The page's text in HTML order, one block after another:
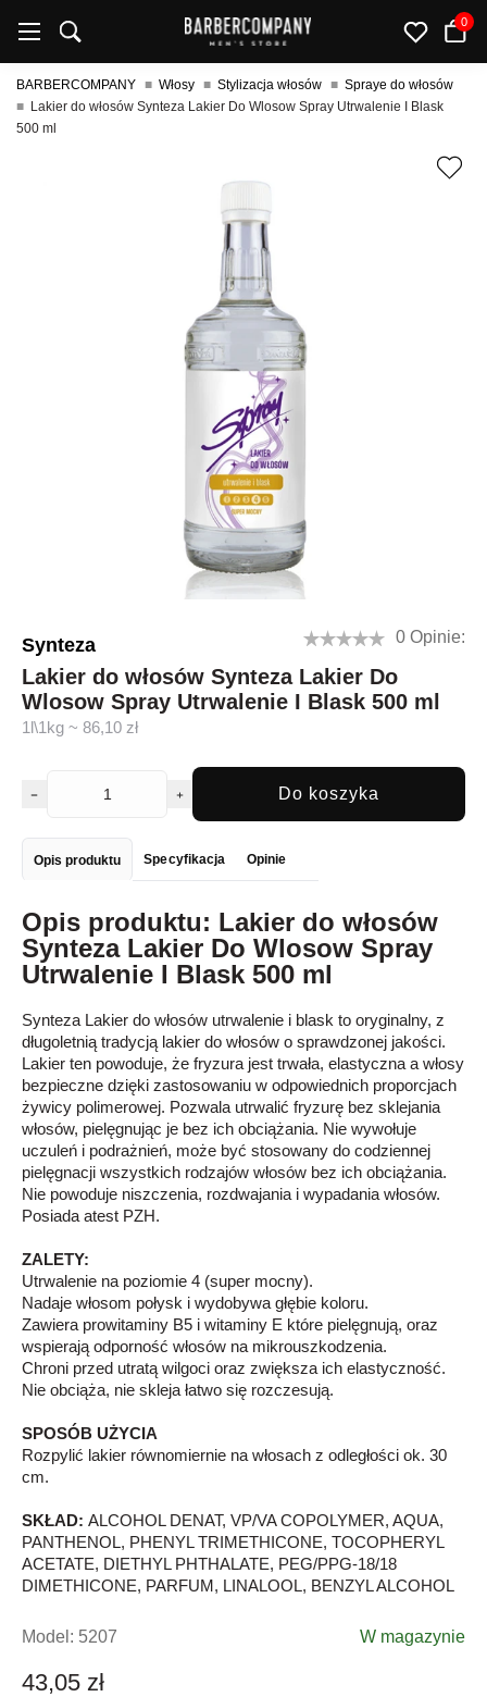
0
BARBERCOMPANY Włosy Stylizacja włosów
Spraye do włosów
Lakier do włosów Synteza Lakier Do Wlosow Spray Utrwalenie I Blask
500 ml
Synteza 0 Opinie:
Lakier do włosów Synteza Lakier Do
Wlosow Spray Utrwalenie I Blask 500 ml
W magazynie
Model: 5207
43,05 zł
1l\1kg ~ 86,10 zł
Do koszyka
Opis produktu Specyfikacja Opinie
Opis produktu: Lakier do włosów
Synteza Lakier Do Wlosow Spray
Utrwalenie I Blask 500 ml
Synteza Lakier do włosów utrwalenie i blask to oryginalny, z
długoletnią tradycją lakier do włosów o sprawdzonej jakości.
Lakier ten powoduje, że fryzura jest trwała, elastyczna a włosy
bezpieczne dzięki zastosowaniu w odpowiednich proporcjach
żywicy polimerowej. Pozwala utrwalić fryzurę bez sklejania
włosów, pielęgnując je bez ich obciążania. Nie wywołuje
uczuleń i podrażnień, może być stosowany do codziennej
pielęgnacji wszystkich rodzajów włosów bez ich obciążania.
Nie powoduje niszczenia, rozdwajania i wypadania włosów.
Posiada atest PZH.
ZALETY:
Utrwalenie na poziomie 4 (super mocny).
Nadaje włosom połysk i wydobywa głębie koloru.
Zawiera prowitaminy B5 i witaminy E które pielęgnują, oraz
wspierają odporność włosów na mikrouszkodzenia.
Chroni przed utratą wilgoci oraz zwiększa ich elastyczność.
Nie obciąża, nie skleja łatwo się rozczesują.
SPOSÓB UŻYCIA
Rozpylić lakier równomiernie na włosach z odległości ok. 30
cm.
SKŁAD: ALCOHOL DENAT, VP/VA COPOLYMER, AQUA,
PANTHENOL, PHENYL TRIMETHICONE, TOCOPHERYL
ACETATE, DIETHYL PHTHALATE, PEG/PPG-18/18
DIMETHICONE, PARFUM, LINALOOL, BENZYL ALCOHOL